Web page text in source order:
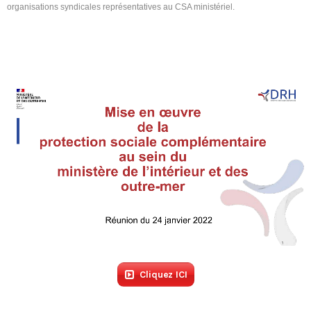
Fiche technique : Amélioration des droits à retraite des parents
organisations syndicales représentatives au CSA ministériel.
Cliquez ICI